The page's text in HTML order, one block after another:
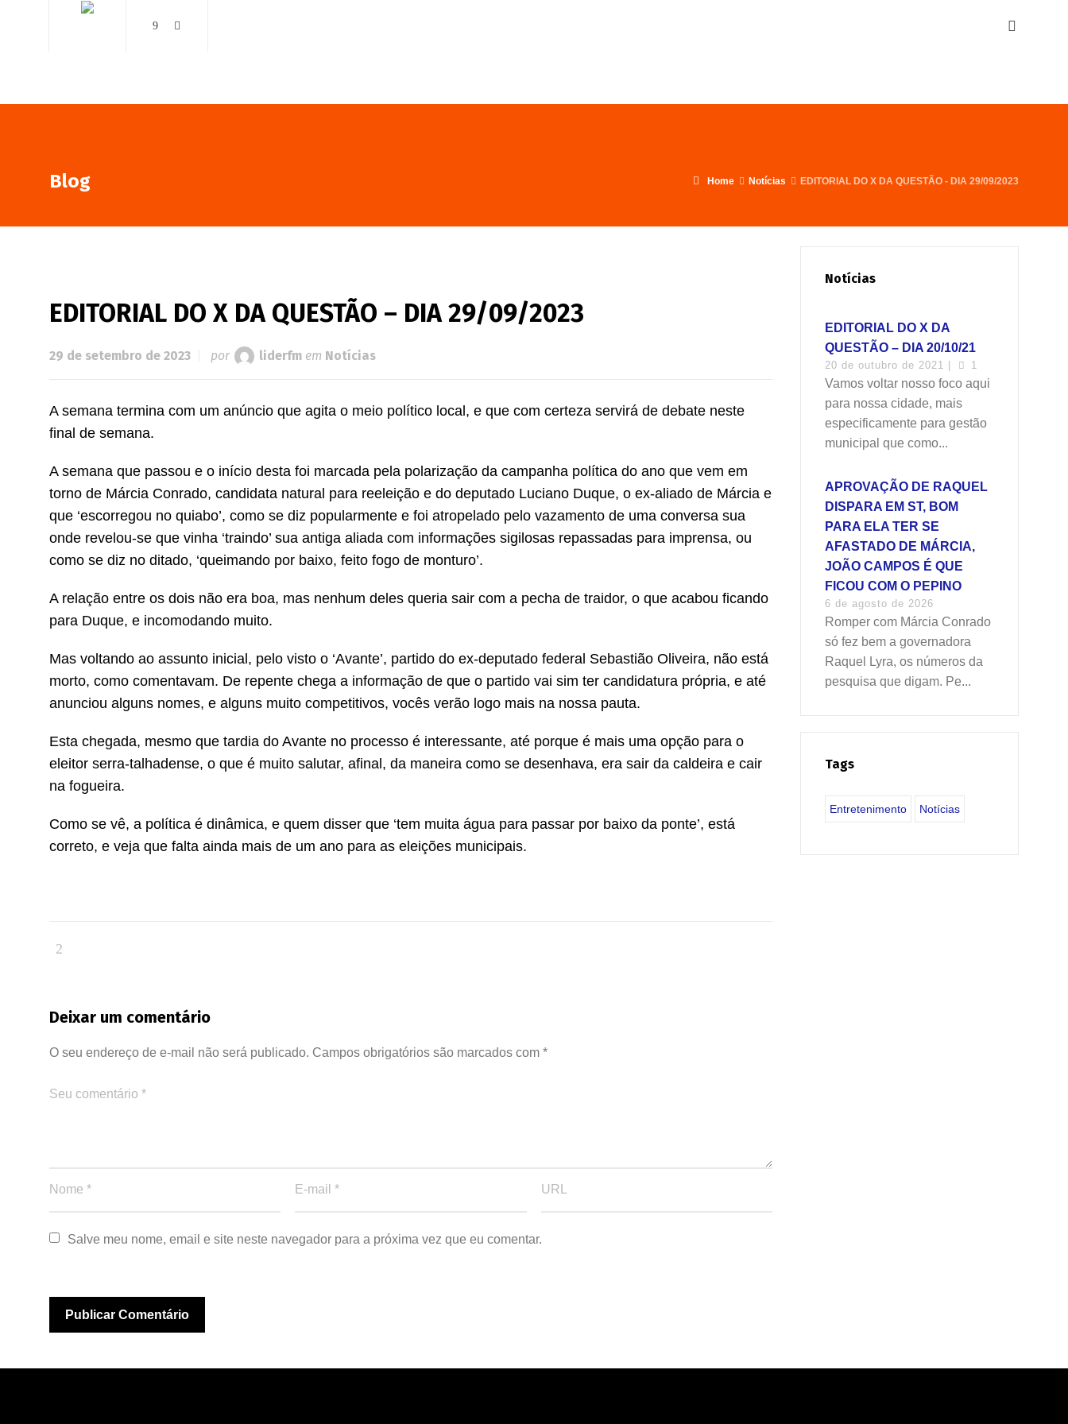
Blog Home Notícias EDITORIAL DO X DA QUESTÃO - DIA 29/09/2023
EDITORIAL DO X DA QUESTÃO – DIA 29/09/2023
29 de setembro de 2023 por liderfm em Notícias
A semana termina com um anúncio que agita o meio político local, e que com certeza servirá de debate neste
final de semana.
A semana que passou e o início desta foi marcada pela polarização da campanha política do ano que vem em
torno de Márcia Conrado, candidata natural para reeleição e do deputado Luciano Duque, o ex-aliado de Márcia e
que ‘escorregou no quiabo’, como se diz popularmente e foi atropelado pelo vazamento de uma conversa sua
onde revelou-se que vinha ‘traindo’ sua antiga aliada com informações sigilosas repassadas para imprensa, ou
como se diz no ditado, ‘queimando por baixo, feito fogo de monturo’.
A relação entre os dois não era boa, mas nenhum deles queria sair com a pecha de traidor, o que acabou ficando
para Duque, e incomodando muito.
Mas voltando ao assunto inicial, pelo visto o ‘Avante’, partido do ex-deputado federal Sebastião Oliveira, não está
morto, como comentavam. De repente chega a informação de que o partido vai sim ter candidatura própria, e até
anunciou alguns nomes, e alguns muito competitivos, vocês verão logo mais na nossa pauta.
Esta chegada, mesmo que tardia do Avante no processo é interessante, até porque é mais uma opção para o
eleitor serra-talhadense, o que é muito salutar, afinal, da maneira como se desenhava, era sair da caldeira e cair
na fogueira.
Como se vê, a política é dinâmica, e quem disser que ‘tem muita água para passar por baixo da ponte’, está
correto, e veja que falta ainda mais de um ano para as eleições municipais.
Deixar um comentário
O seu endereço de e-mail não será publicado. Campos obrigatórios são marcados com *
Salve meu nome, email e site neste navegador para a próxima vez que eu comentar.
Notícias
EDITORIAL DO X DA
QUESTÃO – DIA 20/10/21
20 de outubro de 2021 | 1
Vamos voltar nosso foco aqui
para nossa cidade, mais
especificamente para gestão
municipal que como...
APROVAÇÃO DE RAQUEL
DISPARA EM ST, BOM
PARA ELA TER SE
AFASTADO DE MÁRCIA,
JOÃO CAMPOS É QUE
FICOU COM O PEPINO
6 de agosto de 2026
Romper com Márcia Conrado
só fez bem a governadora
Raquel Lyra, os números da
pesquisa que digam. Pe...
Tags
Entretenimento Notícias